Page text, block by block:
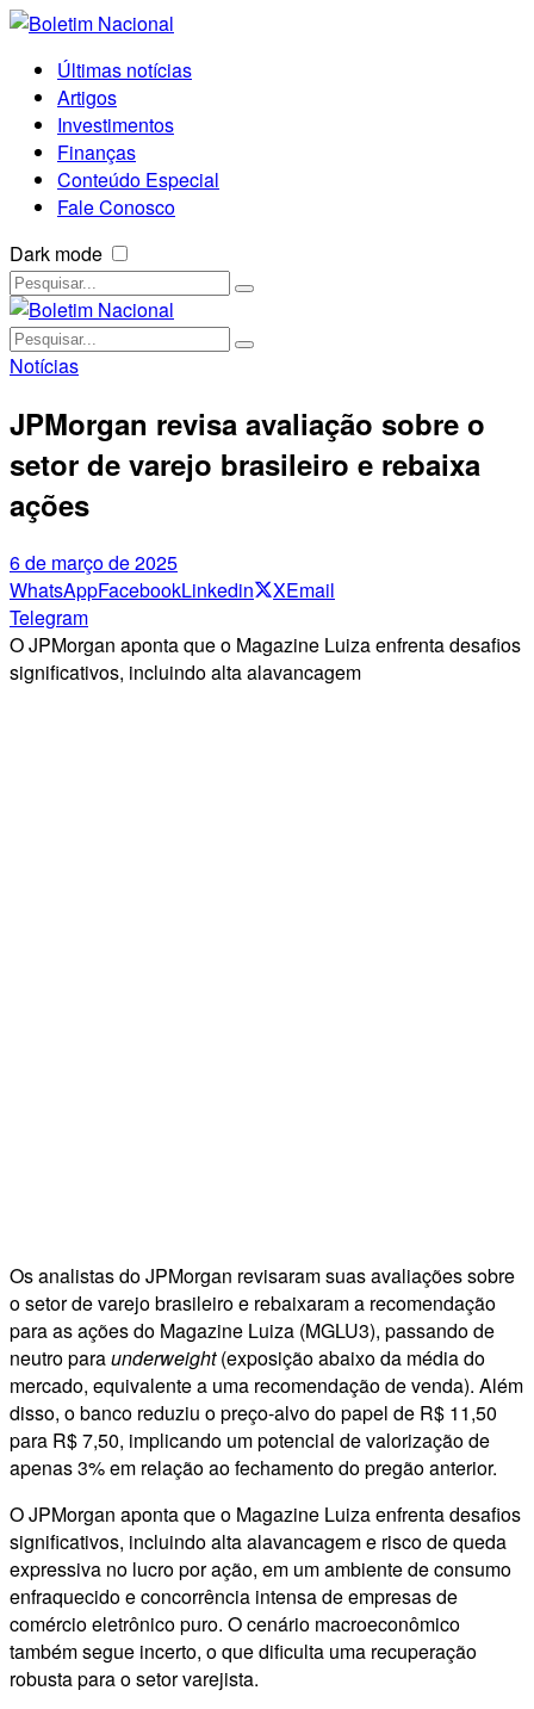
Últimas notícias
Artigos
Investimentos
Finanças
Conteúdo Especial
Fale Conosco
Dark mode
Notícias
JPMorgan revisa avaliação sobre o
setor de varejo brasileiro e rebaixa
ações
6 de março de 2025
WhatsAppFacebookLinkedin XEmail
Telegram
O JPMorgan aponta que o Magazine Luiza enfrenta desafios
significativos, incluindo alta alavancagem
Os analistas do JPMorgan revisaram suas avaliações sobre
o setor de varejo brasileiro e rebaixaram a recomendação
para as ações do Magazine Luiza (MGLU3), passando de
neutro paraunderweight(exposição abaixo da média do
mercado, equivalente a uma recomendação de venda). Além
disso, o banco reduziu o preço-alvo do papel de R$ 11,50
para R$ 7,50, implicando um potencial de valorização de
apenas 3% em relação ao fechamento do pregão anterior.
O JPMorgan aponta que o Magazine Luiza enfrenta desafios
significativos, incluindo alta alavancagem e risco de queda
expressiva no lucro por ação, em um ambiente de consumo
enfraquecido e concorrência intensa de empresas de
comércio eletrônico puro. O cenário macroeconômico
também segue incerto, o que dificulta uma recuperação
robusta para o setor varejista.